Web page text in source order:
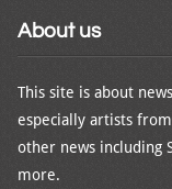
About us
This site is about
especially artists
other news including
more.